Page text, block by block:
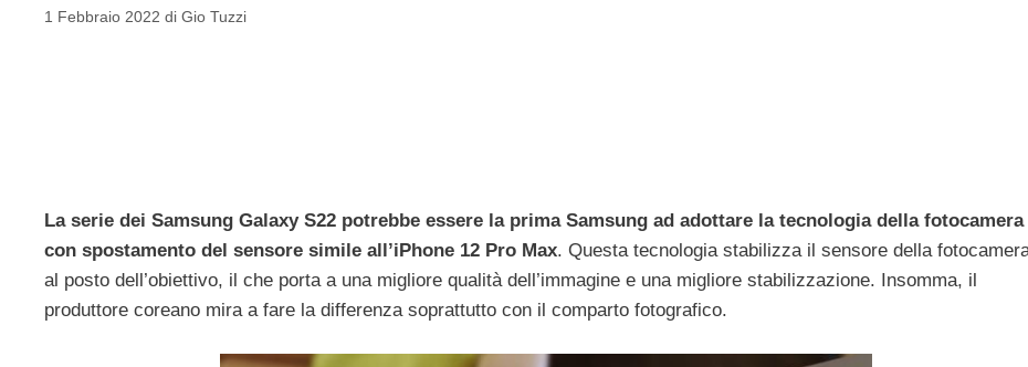
1 Febbraio 2022 di Gio Tuzzi
La serie dei Samsung Galaxy S22 potrebbe essere la prima Samsung ad adottare la tecnologia della fotocamera
con spostamento del sensore simile all’iPhone 12 Pro Max. Questa tecnologia stabilizza il sensore della
al posto dell’obiettivo, il che porta a una migliore qualità dell’immagine e una migliore stabilizzazione. Insomma, il
produttore coreano mira a fare la differenza soprattutto con il comparto fotografico.